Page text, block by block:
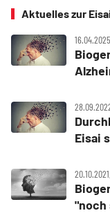
Aktuelles zur
Eisai